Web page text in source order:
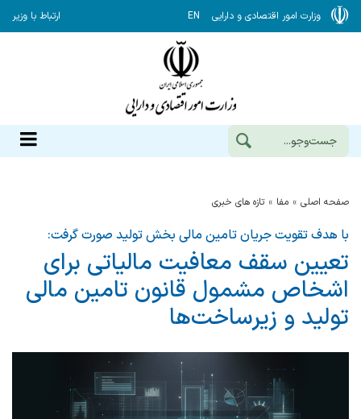
وزارت امور اقتصادی و دارایی EN ارتباط با وزیر
صفحه اصلی مفا تازه های خبری
با هدف تقویت جریان تامین مالی بخش تولید صورت گرفت:
تعیین سقف معافیت مالیاتی برای
اشخاص مشمول قانون تامین مالی
تولید و زیرساخت‌ها